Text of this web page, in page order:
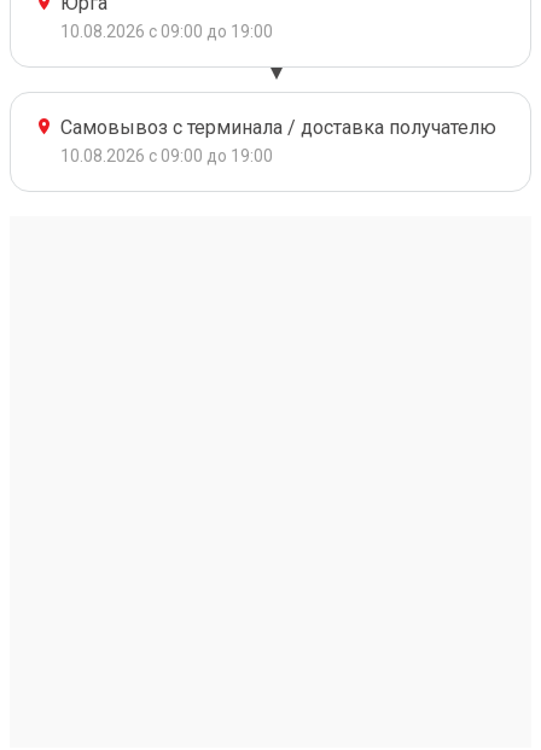
10.08.2026 с 09:00 до 19:00
Самовывоз с терминала / доставка получателю
10.08.2026 с 09:00 до 19:00